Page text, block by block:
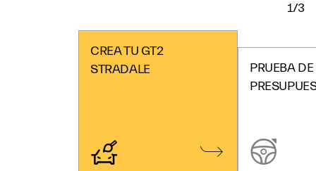
1/3
CREA TU GT2
STRADALE
PRUEBA